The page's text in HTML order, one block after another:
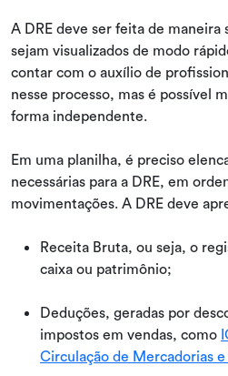
A DRE deve ser feita de maneira
sejam visualizados de modo
contar com o auxílio de
nesse processo, mas é possível
forma independente.
Em uma planilha, é preciso
necessárias para a DRE, em
movimentações. A DRE deve
Receita Bruta, ou seja, o
caixa ou patrimônio;
Deduções, geradas por
impostos em vendas, como
Circulação de Mercadorias